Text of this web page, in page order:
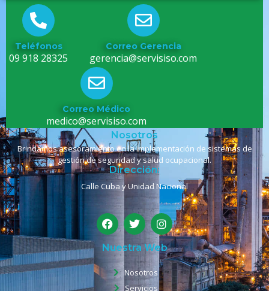
Teléfonos
09 918 28325
Correo Gerencia
gerencia@servisiso.com
Correo Médico
medico@servisiso.com
Nosotros
Brindamos asesoramiento en la implementación de sistemas de
gestión de seguridad y salud ocupacional.
Dirección:
Calle Cuba y Unidad Nacional
Nuestra Web
Nosotros
Servicios